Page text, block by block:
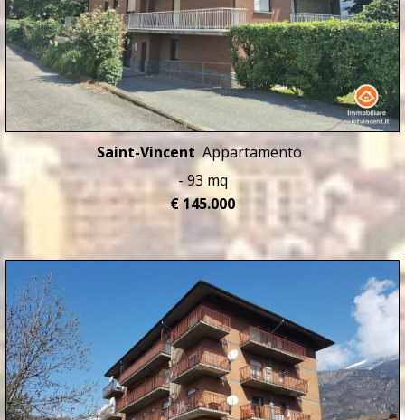
Saint-Vincent Appartamento
- 93 mq
€ 145.000